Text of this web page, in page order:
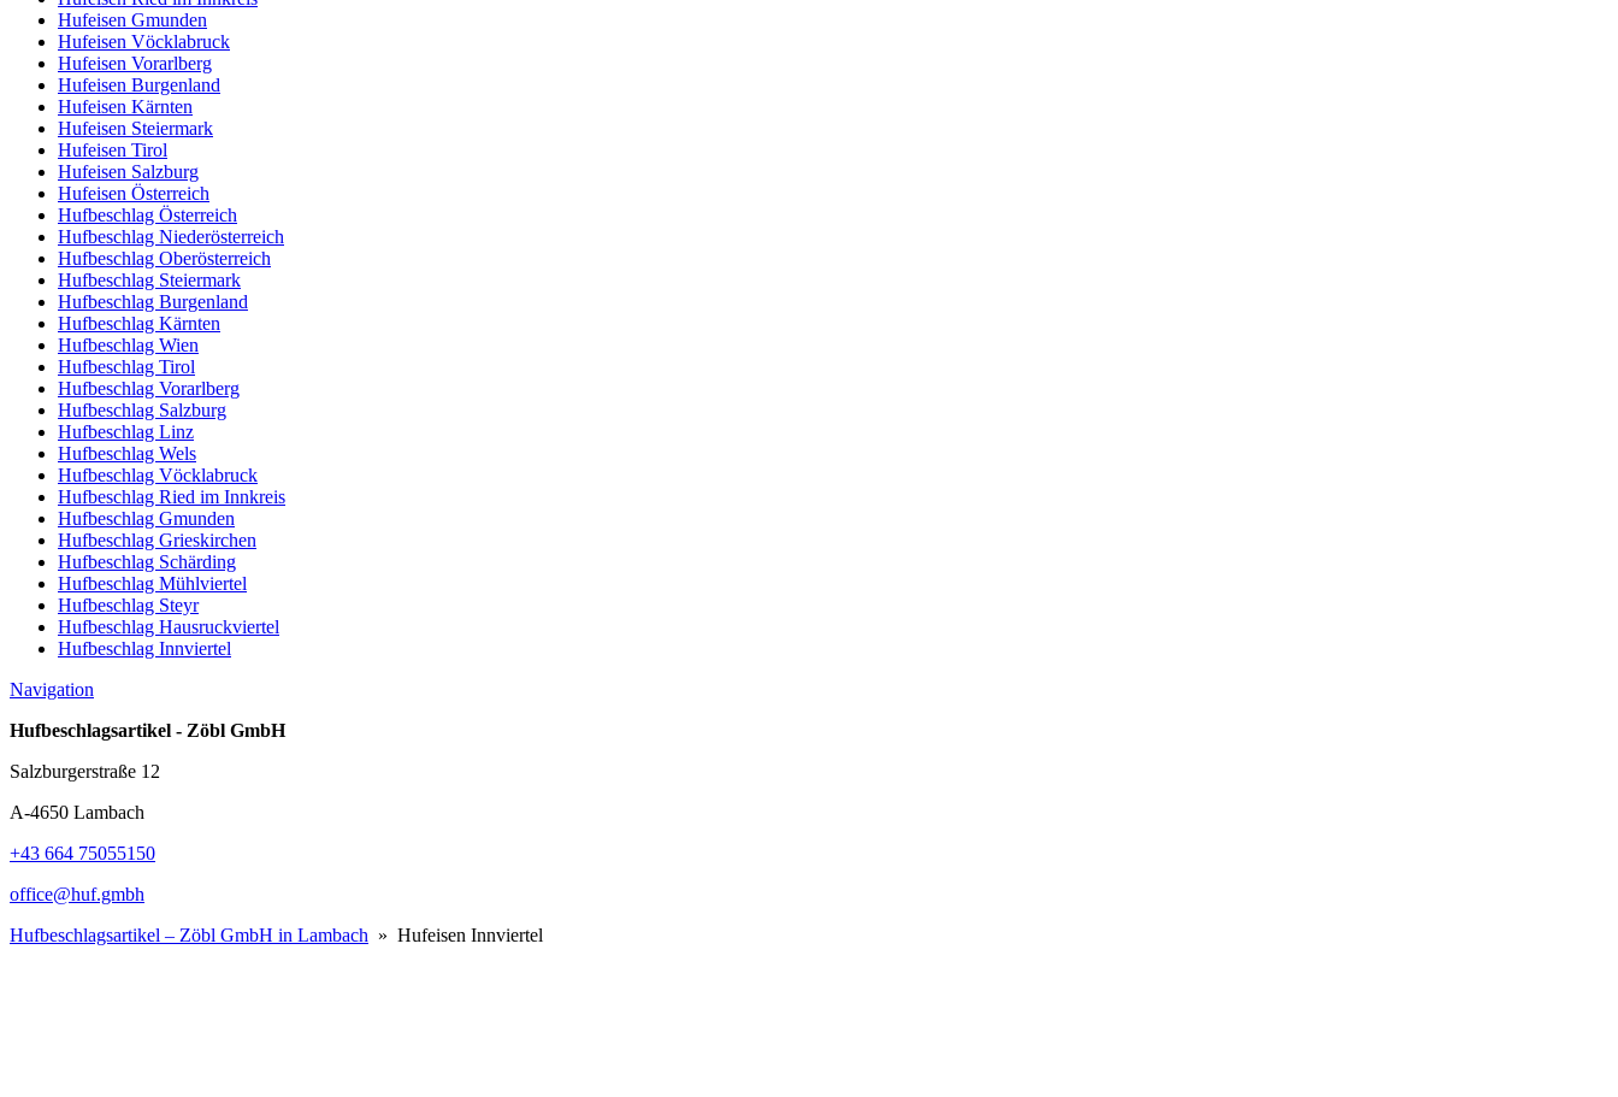
Hufeisen Gmunden
Hufeisen Vöcklabruck
Hufeisen Vorarlberg
Hufeisen Burgenland
Hufeisen Kärnten
Hufeisen Steiermark
Hufeisen Tirol
Hufeisen Salzburg
Hufeisen Österreich
Hufbeschlag Österreich
Hufbeschlag Niederösterreich
Hufbeschlag Oberösterreich
Hufbeschlag Steiermark
Hufbeschlag Burgenland
Hufbeschlag Kärnten
Hufbeschlag Wien
Hufbeschlag Tirol
Hufbeschlag Vorarlberg
Hufbeschlag Salzburg
Hufbeschlag Linz
Hufbeschlag Wels
Hufbeschlag Vöcklabruck
Hufbeschlag Ried im Innkreis
Hufbeschlag Gmunden
Hufbeschlag Grieskirchen
Hufbeschlag Schärding
Hufbeschlag Mühlviertel
Hufbeschlag Steyr
Hufbeschlag Hausruckviertel
Hufbeschlag Innviertel
Navigation
Hufbeschlagsartikel - Zöbl GmbH
Salzburgerstraße 12
A-4650 Lambach
+43 664 75055150
office@huf.gmbh
Hufbeschlagsartikel – Zöbl GmbH in Lambach » Hufeisen Innviertel